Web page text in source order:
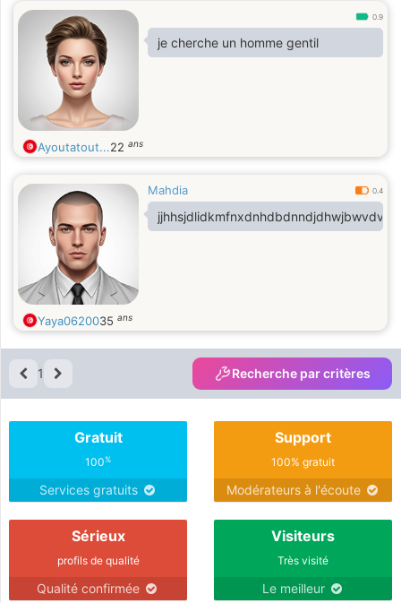
0.9
je cherche un homme gentil
Ayoutatout...22 ans
Mahdia 0.4
jjhhsjdlidkmfnxdnhdbdnndjdhwjbwvdvjdj
Yaya0620035 ans
1 Recherche par critères
Gratuit
100%
Services gratuits
Support
100% gratuit
Modérateurs à l'écoute
Sérieux
profils de qualité
Qualité confirmée
Visiteurs
Très visité
Le meilleur